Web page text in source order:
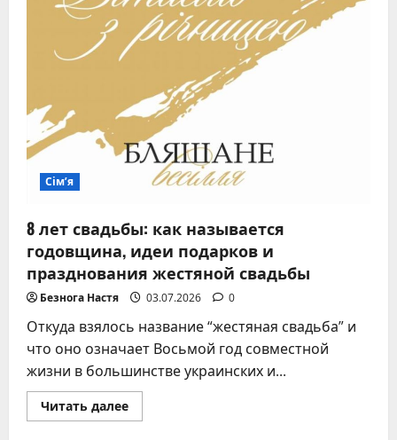
Сім’я
8 лет свадьбы: как называется
годовщина, идеи подарков и
празднования жестяной свадьбы
Безнога Настя 03.07.2026 0
Откуда взялось название “жестяная свадьба” и
что оно означает Восьмой год совместной
жизни в большинстве украинских и...
Читать далееПрочитать
больше